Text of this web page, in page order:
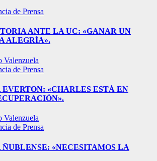
de Prensa
ANTE LA UC: «GANAR UN
ALEGRÍA».
Valenzuela
de Prensa
EVERTON: «CHARLES ESTÁ EN
Valenzuela
de Prensa
ÑUBLENSE: «NECESITAMOS LA